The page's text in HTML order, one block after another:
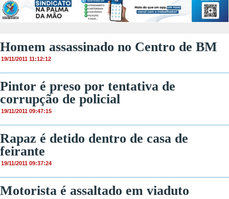
Homem assassinado no Centro de BM
19/11/2011 11:12:12
Pintor é preso por tentativa de
corrupção de policial
19/11/2011 09:47:15
Rapaz é detido dentro de casa de
feirante
19/11/2011 09:37:24
Motorista é assaltado em viaduto